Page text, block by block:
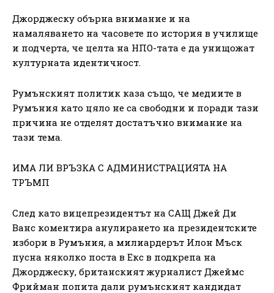
Джорджеску обърна внимание и на
намаляването на часовете по история в училище
и подчерта, че целта на НПО-тата е да унищожат
културната идентичност.
Румънският политик каза също, че медиите в
Румъния като цяло не са свободни и поради тази
причина не отделят достатъчно внимание на
тази тема.
ИМА ЛИ ВРЪЗКА С АДМИНИСТРАЦИЯТА НА
ТРЪМП
След като вицепрезидентът на САЩ Джей Ди
Ванс коментира анулирането на президентските
избори в Румъния, а милиардерът Илон Мъск
пусна няколко поста в Екс в подкрепа на
Джорджеску, британският журналист Джеймс
Фрийман попита дали румънският кандидат